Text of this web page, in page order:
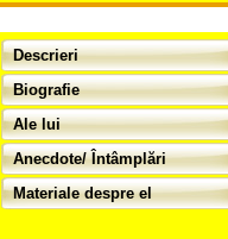
Descrieri
Biografie
Ale lui
Anecdote/ Întâmplări
Materiale despre el